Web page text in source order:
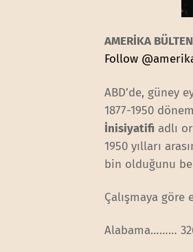
AMERİKA
Follow
ABD’de, güney
1877-1950
İnisiyatifi adlı
1950 yılları
bin olduğunu
Çalışmaya göre
Alabama………